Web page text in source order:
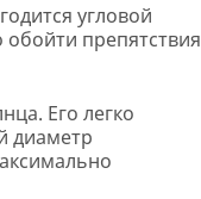
угловой
препятствия
Его легко
диаметр